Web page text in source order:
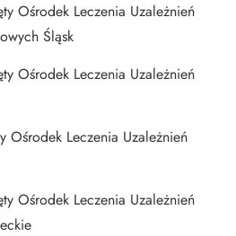
Ośrodek Leczenia Uzależnień
Śląsk
Ośrodek Leczenia Uzależnień
Ośrodek Leczenia Uzależnień
Ośrodek Leczenia Uzależnień